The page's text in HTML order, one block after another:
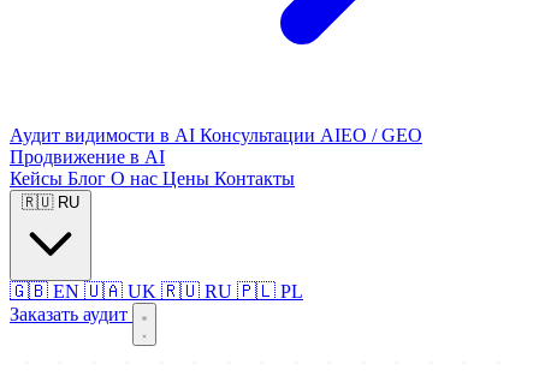
Аудит видимости в AI Консультации AIEO / GEO
Продвижение в AI
Кейсы Блог О нас Цены Контакты
🇷🇺 RU
🇬🇧 EN 🇺🇦 UK 🇷🇺 RU 🇵🇱 PL
Заказать аудит